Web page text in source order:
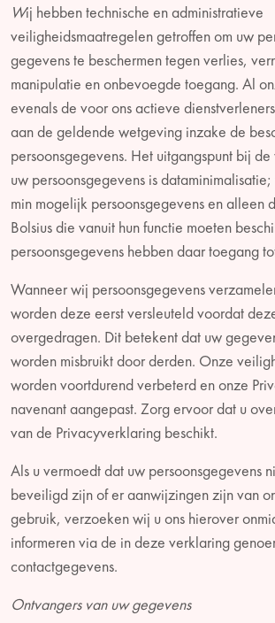
Wij hebben technische en administratieve
veiligheidsmaatregelen getroffen om uw
gegevens te beschermen tegen verlies,
manipulatie en onbevoegde toegang. Al
evenals de voor ons actieve
aan de geldende wetgeving inzake de
persoonsgegevens. Het uitgangspunt bij
uw persoonsgegevens is
min mogelijk persoonsgegevens en alleen
Bolsius die vanuit hun functie moeten
persoonsgegevens hebben daar toegang
Wanneer wij persoonsgegevens
worden deze eerst versleuteld voordat
overgedragen. Dit betekent dat uw
worden misbruikt door derden. Onze
worden voortdurend verbeterd en onze
navenant aangepast. Zorg ervoor dat u
van de Privacyverklaring beschikt.
Als u vermoedt dat uw persoonsgegevens
beveiligd zijn of er aanwijzingen zijn van
gebruik, verzoeken wij u ons hierover
informeren via de in deze verklaring
contactgegevens.
Ontvangers van uw gegevens